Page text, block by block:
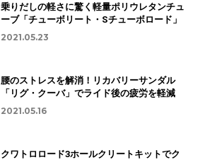
乗りだしの軽さに驚く軽量ポリウレタンチュ
ーブ「チューボリート・Sチューボロード」
2021.05.23
腰のストレスを解消！リカバリーサンダル
「リグ・クーバ」でライド後の疲労を軽減
2021.05.16
クワトロロード3ホールクリートキットでク